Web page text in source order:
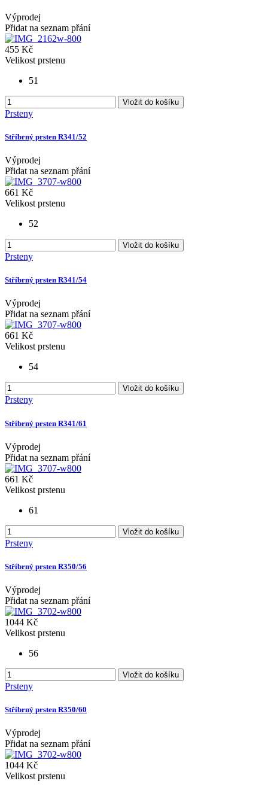
Výprodej
Přidat na seznam přání
455 Kč
Velikost prstenu
51
Vložit do košíku
Prsteny
Stříbrný prsten R341/52
Výprodej
Přidat na seznam přání
661 Kč
Velikost prstenu
52
Vložit do košíku
Prsteny
Stříbrný prsten R341/54
Výprodej
Přidat na seznam přání
661 Kč
Velikost prstenu
54
Vložit do košíku
Prsteny
Stříbrný prsten R341/61
Výprodej
Přidat na seznam přání
661 Kč
Velikost prstenu
61
Vložit do košíku
Prsteny
Stříbrný prsten R350/56
Výprodej
Přidat na seznam přání
1044 Kč
Velikost prstenu
56
Vložit do košíku
Prsteny
Stříbrný prsten R350/60
Výprodej
Přidat na seznam přání
1044 Kč
Velikost prstenu